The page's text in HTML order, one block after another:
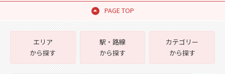
PAGE TOP
エリア
から探す
駅・路線
から探す
カテゴリー
から探す